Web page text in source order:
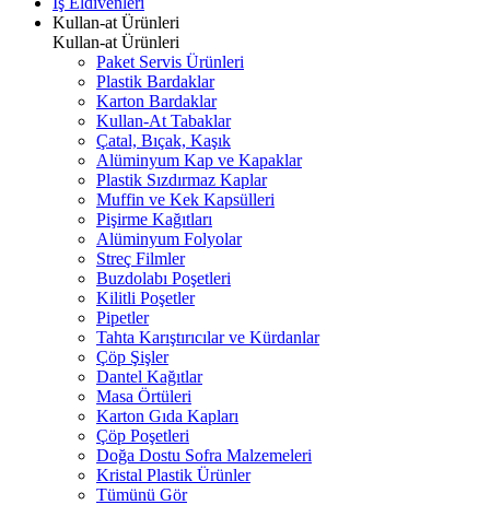
Kullan-at Ürünleri
Kullan-at Ürünleri
Paket Servis Ürünleri
Plastik Bardaklar
Karton Bardaklar
Kullan-At Tabaklar
Çatal, Bıçak, Kaşık
Alüminyum Kap ve Kapaklar
Plastik Sızdırmaz Kaplar
Muffin ve Kek Kapsülleri
Pişirme Kağıtları
Alüminyum Folyolar
Streç Filmler
Buzdolabı Poşetleri
Kilitli Poşetler
Pipetler
Tahta Karıştırıcılar ve Kürdanlar
Çöp Şişler
Dantel Kağıtlar
Masa Örtüleri
Karton Gıda Kapları
Çöp Poşetleri
Doğa Dostu Sofra Malzemeleri
Kristal Plastik Ürünler
Tümünü Gör